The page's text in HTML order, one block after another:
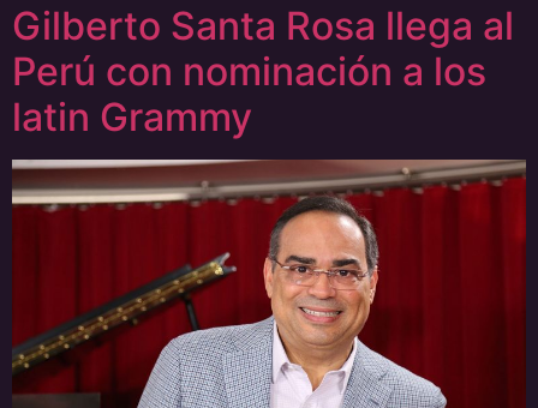
Gilberto Santa Rosa llega al
Perú con nominación a los
latin Grammy